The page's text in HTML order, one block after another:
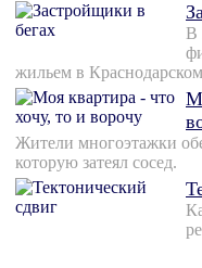
В
жильем в
Жители многоэтажки
которую затеял сосед.